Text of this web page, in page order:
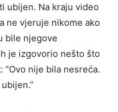
ubijen. Na kraju video
ne vjeruje nikome ako
bile njegove
je izgovorio nešto što
nije bila nesreća.